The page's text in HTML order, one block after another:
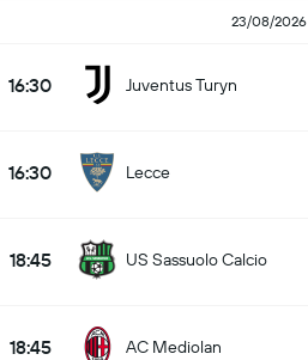
23/08/2026
16:30 Juventus Turyn
16:30 Lecce
18:45 US Sassuolo Calcio
18:45 AC Mediolan